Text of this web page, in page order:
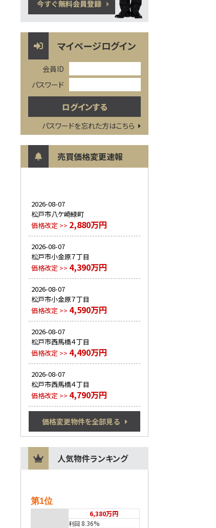
マイページログイン
会員ID
パスワード
パスワードを忘れた方はこちら
売買価格変更速報
2026-08-07
松戸市八ケ崎緑町
価格改定 >> 2,880万円
2026-08-07
松戸市小金原７丁目
価格改定 >> 4,390万円
2026-08-07
松戸市小金原７丁目
価格改定 >> 4,590万円
2026-08-07
松戸市西馬橋４丁目
価格改定 >> 4,490万円
2026-08-07
松戸市西馬橋４丁目
価格改定 >> 4,790万円
価格変更物件を全部見る
人気物件ランキング
第1位
6,380万円
利回 8.36%